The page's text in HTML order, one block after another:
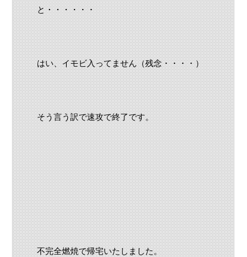
と・・・・・・
はい、イモビ入ってません（残念・・・・）
そう言う訳で速攻で終了です。
不完全燃焼で帰宅いたしました。